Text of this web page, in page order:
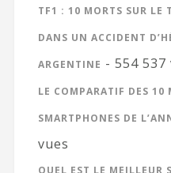
TF1 : 10 MORTS SUR LE
DANS UN ACCIDENT
ARGENTINE - 554 537
LE COMPARATIF DES 10
SMARTPHONES DE
vues
QUEL EST LE MEILLEUR